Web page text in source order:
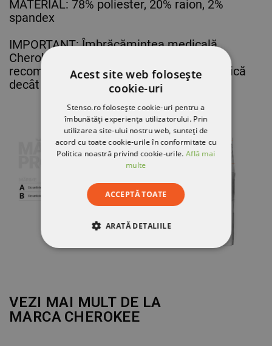
MATERIAL: 78% poliester, 20% raion, 2%
spandex
IMPORTANT: Îmbrăcămintea medicală
Cherokee a mărit numerotarea. Vă
recomandăm să alegeți o mărime mai mică
decât de obicei.
VEZI MAI MULT DE LA
MARCA CHEROKEE
Acest site web folosește
cookie-uri
Stenso.ro folosește cookie-uri pentru a
îmbunătăți experiența utilizatorului. Prin
utilizarea site-ului nostru web, sunteți de
acord cu toate cookie-urile în conformitate cu
Politica noastră privind cookie-urile.Află mai
multe
ACCEPTĂ TOATE
ARATĂ DETALIILE
DE TARGETARE